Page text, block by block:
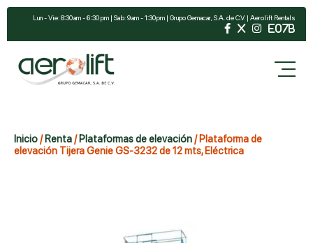
Lun - Vie: 8:30 am - 6:30 pm | Sab: 9 am - 1:30 pm | Grupo Gemacar, S.A. de C.V. | Aerolift Rentals
Inicio/Renta/ Plataformas de elevación/ Plataforma de
elevación Tijera Genie GS-3232 de 12 mts, Eléctrica